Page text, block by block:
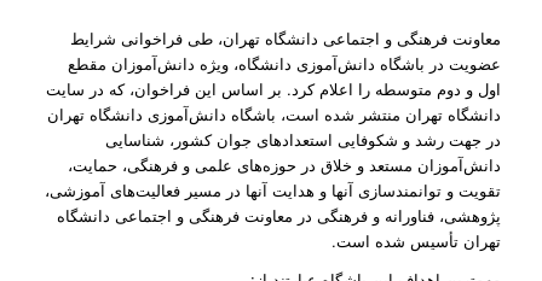
معاونت فرهنگی و اجتماعی دانشگاه تهران، طی فراخوانی شرایط
عضویت در باشگاه دانش‌آموزی دانشگاه، ویژه دانش‌آموزان مقطع
اول و دوم متوسطه را اعلام کرد. بر اساس این فراخوان، که در سایت
دانشگاه تهران منتشر شده است، باشگاه دانش‌آموزی دانشگاه تهران
در جهت رشد و شکوفایی استعدادهای جوان کشور، شناسایی
دانش‌آموزان مستعد و خلاق در حوزه‌های علمی و فرهنگی، حمایت،
تقویت و توانمندسازی آنها و هدایت آنها در مسیر فعالیت‌های آموزشی،
پژوهشی، فناورانه و فرهنگی در معاونت فرهنگی و اجتماعی دانشگاه
تهران تأسیس شده است.